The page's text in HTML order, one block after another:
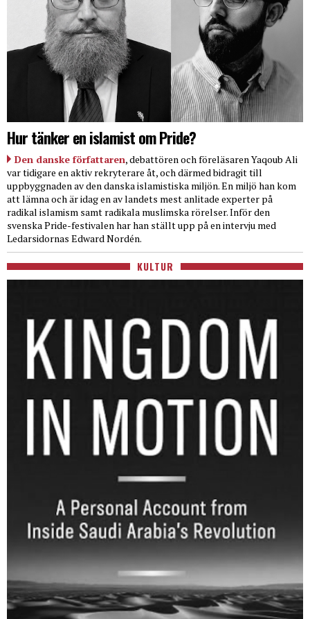
Hur tänker en islamist om Pride?
Den danske författaren, debattören och föreläsaren Yaqoub Ali
var tidigare en aktiv rekryterare åt, och därmed bidragit till
uppbyggnaden av den danska islamistiska miljön. En miljö han kom
att lämna och är idag en av landets mest anlitade experter på
radikal islamism samt radikala muslimska rörelser. Inför den
svenska Pride-festivalen har han ställt upp på en intervju med
Ledarsidornas Edward Nordén.
KULTUR